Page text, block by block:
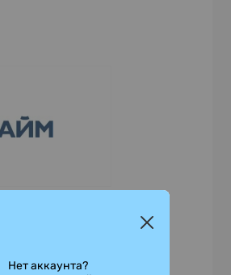
Нет аккаунта?